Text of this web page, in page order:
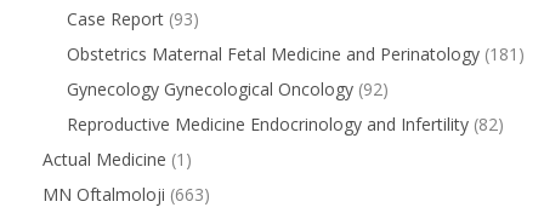
Case Report (93)
Obstetrics Maternal Fetal Medicine and Perinatology (181)
Gynecology Gynecological Oncology (92)
Reproductive Medicine Endocrinology and Infertility (82)
Actual Medicine (1)
MN Oftalmoloji (663)